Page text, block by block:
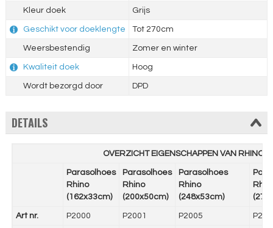
Kleur doek Grijs
Geschikt voor doeklengte Tot 270cm
Weersbestendig Zomer en winter
Kwaliteit doek Hoog
Wordt bezorgd door DPD
DETAILS
OVERZICHT EIGENSCHAPPEN VAN RHINO
Parasolhoes
Rhino
(162x33cm)
Parasolhoes
Rhino
(200x50cm)
Parasolhoes
Rhino
(248x53cm)
Art nr. P2000 P2001 P2005